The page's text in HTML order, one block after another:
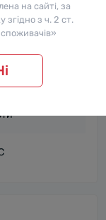
доповнить
на сайті, за
згідно з ч. 2 ст.